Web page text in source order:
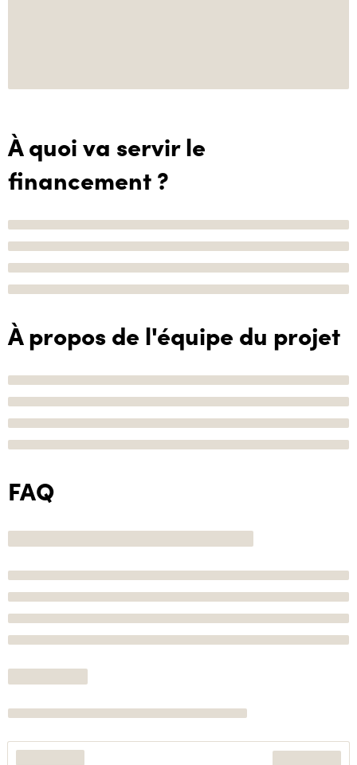
À quoi va servir le
financement ?
À propos de l'équipe du projet
FAQ